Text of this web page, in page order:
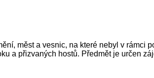
měst a vesnic, na které nebyl v rámci
a přizvaných hostů. Předmět je určen